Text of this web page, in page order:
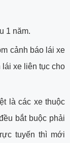
1 năm.
cảnh báo lái xe
xe liên tục cho
là các xe thuộc
bắt buộc phải
tuyến thì mới